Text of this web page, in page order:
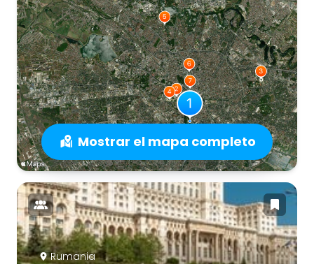
Mostrar el mapa completo
Rumania